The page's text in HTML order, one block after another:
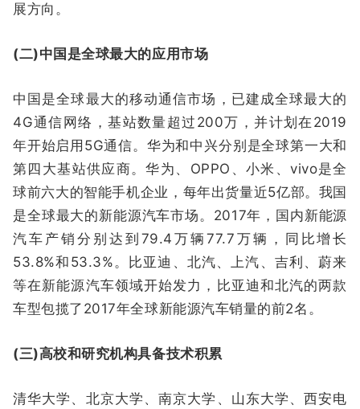
展方向。
(二)中国是全球最大的应用市场
中国是全球最大的移动通信市场，已建成全球最大的
4G通信网络，基站数量超过200万，并计划在2019
年开始启用5G通信。华为和中兴分别是全球第一大和
第四大基站供应商。华为、OPPO、小米、vivo是全
球前六大的智能手机企业，每年出货量近5亿部。我国
是全球最大的新能源汽车市场。2017年，国内新能源
汽车产销分别达到79.4万辆77.7万辆，同比增长
53.8%和53.3%。比亚迪、北汽、上汽、吉利、蔚来
等在新能源汽车领域开始发力，比亚迪和北汽的两款
车型包揽了2017年全球新能源汽车销量的前2名。
(三)高校和研究机构具备技术积累
清华大学、北京大学、南京大学、山东大学、西安电